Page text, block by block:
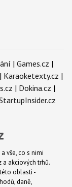
| Games.cz |
| Karaoketexty.cz |
| Dokina.cz |
vše, co s nimi
a akciových trhů.
oblasti -
daně,